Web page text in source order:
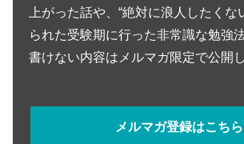
上がった話や、“絶対に浪人したくな
られた受験期に行った非常識な勉強
書けない内容はメルマガ限定で公開
メルマガ登録はこちら